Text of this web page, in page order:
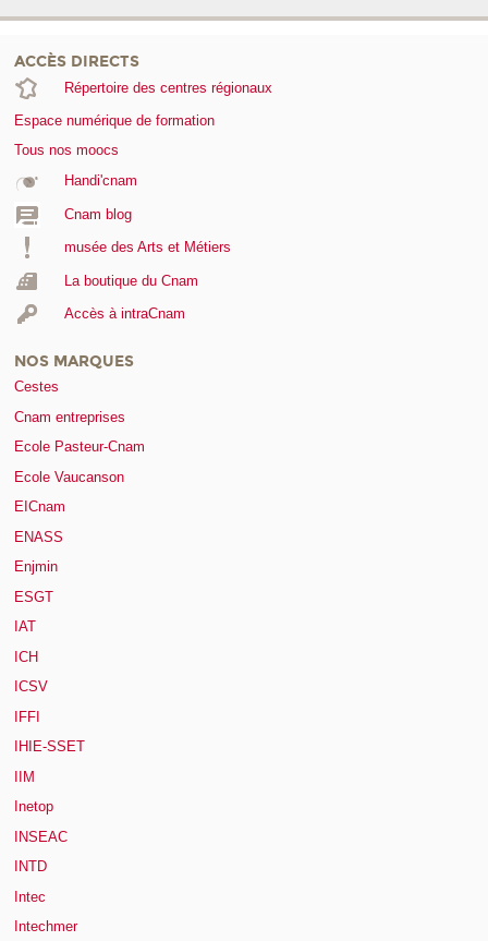
ACCÈS DIRECTS
Répertoire des centres régionaux
Espace numérique de formation
Tous nos moocs
Handi'cnam
Cnam blog
musée des Arts et Métiers
La boutique du Cnam
Accès à intraCnam
NOS MARQUES
Cestes
Cnam entreprises
Ecole Pasteur-Cnam
Ecole Vaucanson
EICnam
ENASS
Enjmin
ESGT
IAT
ICH
ICSV
IFFI
IHIE-SSET
IIM
Inetop
INSEAC
INTD
Intec
Intechmer